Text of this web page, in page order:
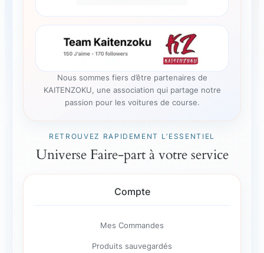
Nous sommes fiers d’être partenaires de
KAITENZOKU, une association qui partage notre
passion pour les voitures de course.
RETROUVEZ RAPIDEMENT L’ESSENTIEL
Universe Faire-part à votre service
Compte
Mes Commandes
Produits sauvegardés